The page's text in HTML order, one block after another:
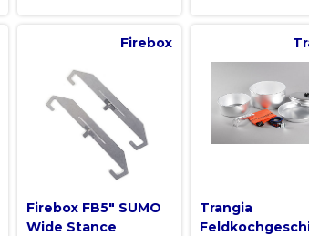
Firebox
Firebox FB5″ SUMO
Wide Stance
Trangia